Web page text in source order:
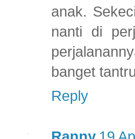
anak.
nanti di
banget
Reply